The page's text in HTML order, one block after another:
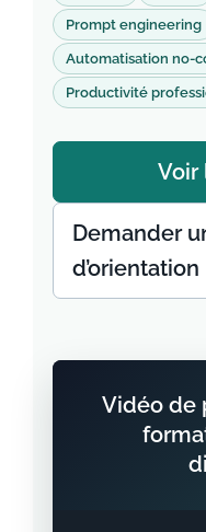
Prompt engineering
Automatisation no-
Productivité
Voir
Demander
d’orientation
Vidéo de